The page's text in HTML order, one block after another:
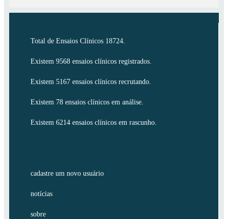
Total de Ensaios Clínicos 18724.
Existem 9568 ensaios clínicos registrados.
Existem 5167 ensaios clínicos recrutando.
Existem 78 ensaios clínicos em análise.
Existem 6214 ensaios clínicos em rascunho.
cadastre um novo usuário
notícias
sobre